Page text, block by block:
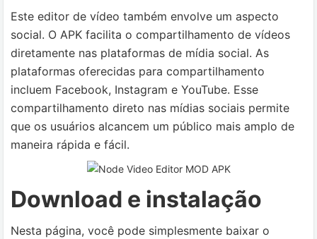
Este editor de vídeo também envolve um aspecto
social. O APK facilita o compartilhamento de vídeos
diretamente nas plataformas de mídia social. As
plataformas oferecidas para compartilhamento
incluem Facebook, Instagram e YouTube. Esse
compartilhamento direto nas mídias sociais permite
que os usuários alcancem um público mais amplo de
maneira rápida e fácil.
Download e instalação
Nesta página, você pode simplesmente baixar o